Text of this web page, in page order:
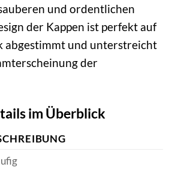
und ordentlichen
der Kappen ist perfekt auf
abgestimmt und unterstreicht
der
im Überblick